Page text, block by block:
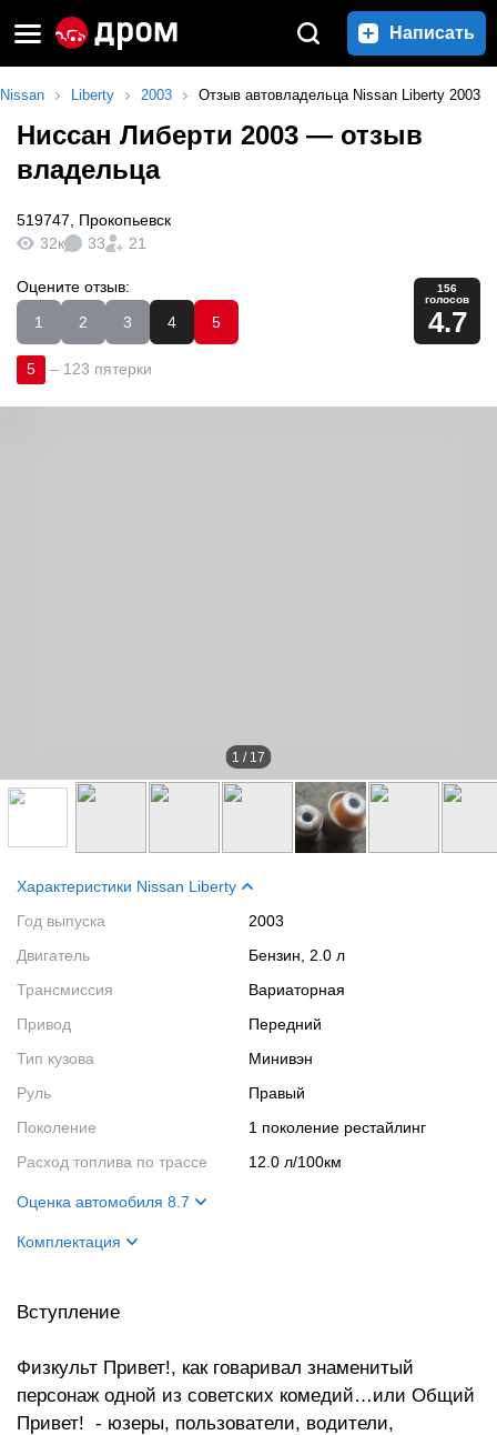
Написать
Nissan Liberty 2003 Отзыв автовладельца Nissan Liberty 2003
Ниссан Либерти 2003 — отзыв
владельца
519747
Прокопьевск
32к
33 21
Оцените отзыв:
1
2 3 4 5
156
голосов
4.7
5 – 123 пятерки
1 / 17
Характеристики Nissan Liberty
Год выпуска
2003
Двигатель
Бензин, 2.0 л
Трансмиссия
Вариаторная
Привод
Передний
Тип кузова
Минивэн
Руль
Правый
Поколение
1 поколение рестайлинг
Расход топлива по трассе
12.0 л/100км
Оценка автомобиля 8.7
Внешний вид
Двигатель
Комплектация
Цвет салона
Кузов
задний дворник, камера
заднего вида
Вступление
Физкульт Привет!, как говаривал знаменитый
персонаж одной из советских комедий…или Общий
Привет! - юзеры, пользователи, водители,